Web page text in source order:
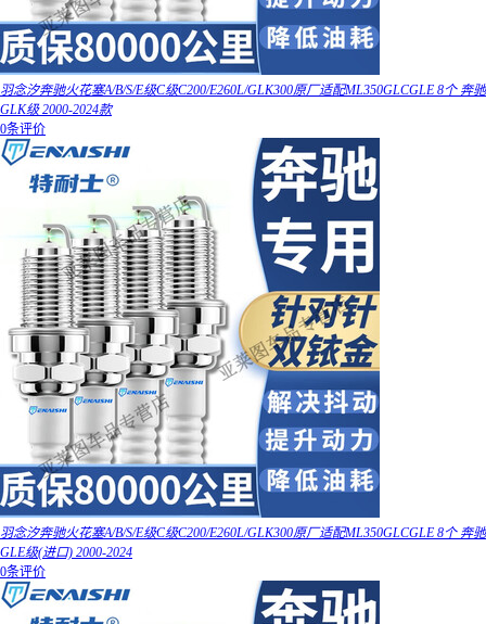
羽念汐奔驰火花塞A/B/S/E级C级C200/E260L/GLK300原厂适配ML350GLCGLE 8个 奔驰
GLK级 2000-2024款
0条评价
羽念汐奔驰火花塞A/B/S/E级C级C200/E260L/GLK300原厂适配ML350GLCGLE 8个 奔驰
GLE级(进口) 2000-2024
0条评价